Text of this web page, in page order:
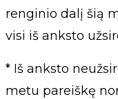
renginio dalį šią
visi iš anksto
* Iš anksto
metu pareiškę